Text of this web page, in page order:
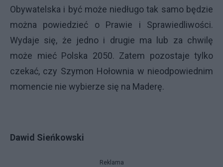
Obywatelska i być może niedługo tak samo będzie
można powiedzieć o Prawie i Sprawiedliwości.
Wydaje się, że jedno i drugie ma lub za chwilę
może mieć Polska 2050. Zatem pozostaje tylko
czekać, czy Szymon Hołownia w nieodpowiednim
momencie nie wybierze się na Maderę.
Dawid Sieńkowski
Reklama